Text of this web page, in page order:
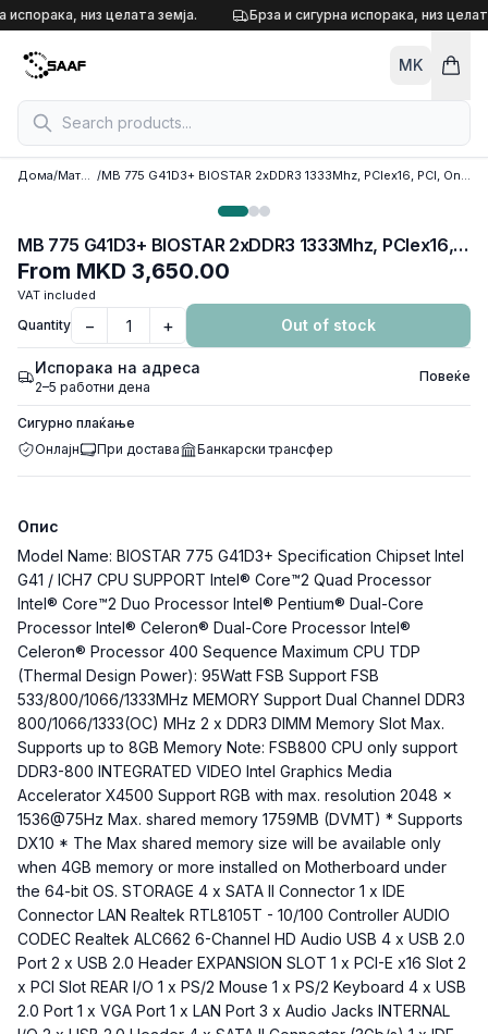
Skip to content
испорака, низ целата земја. Брза и сигурна испорака, низ
MK
Дома/ Матични плочи / MB 775 G41D3+ BIOSTAR 2xDDR3 1333Mhz, PCIex16, PCI, Onboard VGA, 4xSATAII, 1xIDE, 4x USB 2.0, COM port, Printer Port Header,VGA port, MicroATX
MB 775 G41D3+ BIOSTAR 2xDDR3 1333Mhz, PCIex16, PCI, Onboard VGA, 4xSATAII, 1xIDE, 4x USB 2.0, COM port, Printer Port Header,VGA port, MicroATX
From MKD 3,650.00
VAT included
Quantity − + Out of stock
Испорака на адреса
2–5 работни дена
Повеќе
Сигурно плаќање
Онлајн
При достава Банкарски трансфер
Опис
Model Name: BIOSTAR 775 G41D3+ Specification Chipset Intel
G41 / ICH7 CPU SUPPORT Intel® Core™2 Quad Processor
Intel® Core™2 Duo Processor Intel® Pentium® Dual-Core
Processor Intel® Celeron® Dual-Core Processor Intel®
Celeron® Processor 400 Sequence Maximum CPU TDP
(Thermal Design Power): 95Watt FSB Support FSB
533/800/1066/1333MHz MEMORY Support Dual Channel DDR3
800/1066/1333(OC) MHz 2 x DDR3 DIMM Memory Slot Max.
Supports up to 8GB Memory Note: FSB800 CPU only support
DDR3-800 INTEGRATED VIDEO Intel Graphics Media
Accelerator X4500 Support RGB with max. resolution 2048 x
1536@75Hz Max. shared memory 1759MB (DVMT) * Supports
DX10 * The Max shared memory size will be available only
when 4GB memory or more installed on Motherboard under
the 64-bit OS. STORAGE 4 x SATA II Connector 1 x IDE
Connector LAN Realtek RTL8105T - 10/100 Controller AUDIO
CODEC Realtek ALC662 6-Channel HD Audio USB 4 x USB 2.0
Port 2 x USB 2.0 Header EXPANSION SLOT 1 x PCI-E x16 Slot 2
x PCI Slot REAR I/O 1 x PS/2 Mouse 1 x PS/2 Keyboard 4 x USB
2.0 Port 1 x VGA Port 1 x LAN Port 3 x Audio Jacks INTERNAL